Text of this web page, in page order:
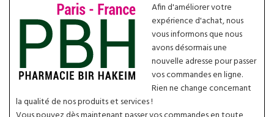
Afin d'améliorer votre
expérience d'achat, nous
vous informons que nous
avons désormais une
nouvelle adresse pour passer
vos commandes en ligne.
Rien ne change concernant
la qualité de nos produits et services !